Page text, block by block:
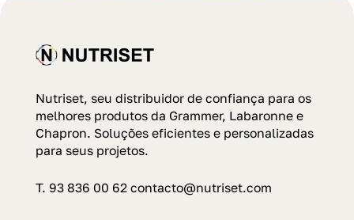
Nutriset, seu distribuidor de confiança para os
melhores produtos da Grammer, Labaronne e
Chapron. Soluções eficientes e personalizadas
para seus projetos.
T. 93 836 00 62 contacto@nutriset.com